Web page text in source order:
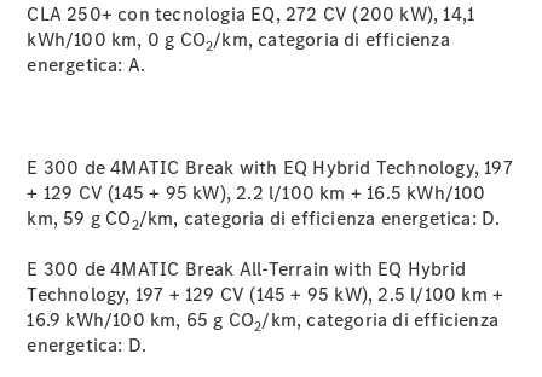
CLA
Elettrico
CLA
Classe C
Berlina
EQE
Berlina
Elettrico
Berlina
Classe E
Berlina
Classe S
CLA 250+ con tecnologia EQ, 272 CV (200 kW), 14,1
kWh/100 km, 0 g CO2/km, categoria di efficienza
energetica: A.
E 300 de 4MATIC Break with EQ Hybrid Technology, 197
+ 129 CV (145 + 95 kW), 2.2 l/100 km + 16.5 kWh/100
km, 59 g CO2/km, categoria di efficienza energetica: D.
E 300 de 4MATIC Break All-Terrain with EQ Hybrid
Technology, 197 + 129 CV (145 + 95 kW), 2.5 l/100 km +
16.9 kWh/100 km, 65 g CO2/km, categoria di efficienza
energetica: D.